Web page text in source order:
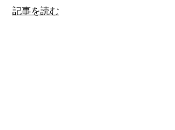
記事を読む